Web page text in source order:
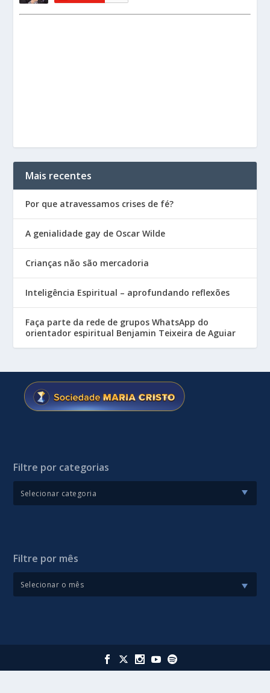
Mais recentes
Por que atravessamos crises de fé?
A genialidade gay de Oscar Wilde
Crianças não são mercadoria
Inteligência Espiritual – aprofundando reflexões
Faça parte da rede de grupos WhatsApp do
orientador espiritual Benjamin Teixeira de Aguiar
Filtre por categorias
Filtre por mês